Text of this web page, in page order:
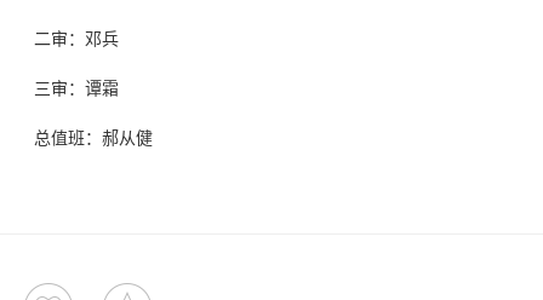
二审：邓兵
三审：谭霜
总值班：郝从健